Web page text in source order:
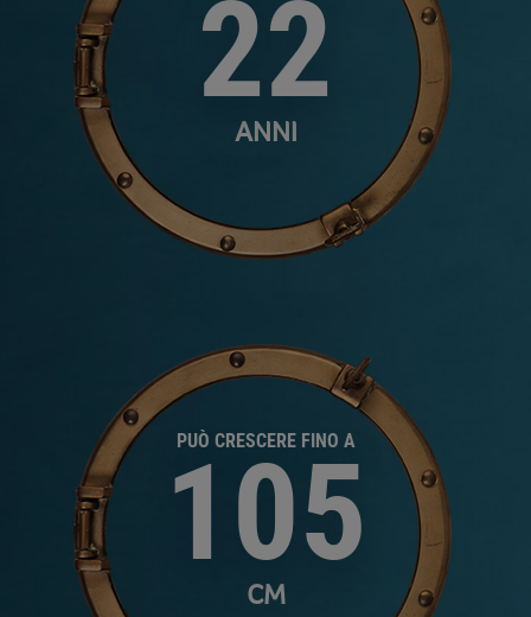
22
ANNI
PUÒ CRESCERE FINO A
105
CM